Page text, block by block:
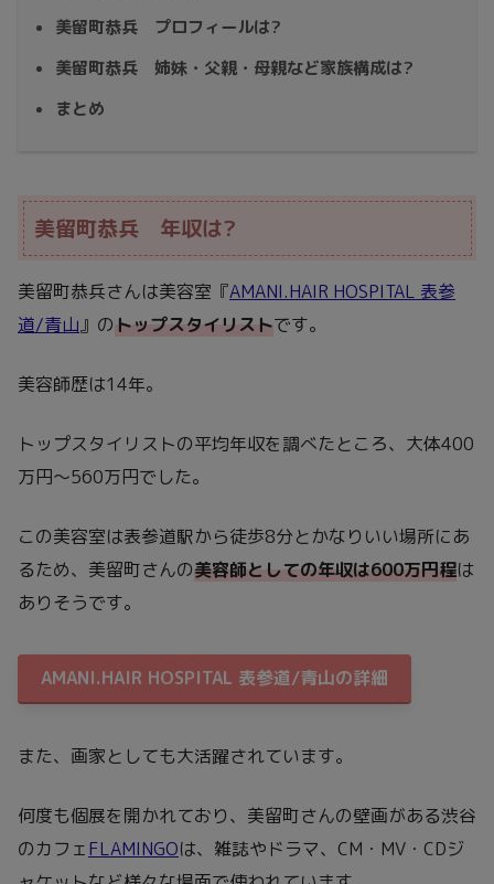
美留町恭兵 プロフィールは?
美留町恭兵 姉妹・父親・母親など家族構成は?
まとめ
美留町恭兵 年収は?
美留町恭兵さんは美容室『AMANI.HAIR HOSPITAL 表参
道/青山』の トップスタイリストです。
美容師歴は14年。
トップスタイリストの平均年収を調べたところ、大体400
万円～560万円でした。
この美容室は表参道駅から徒歩8分とかなりいい場所にあ
るため、美留町さんの美容師としての年収は600万円程は
ありそうです。
AMANI.HAIR HOSPITAL 表参道/青山の詳細
また、画家としても大活躍されています。
何度も個展を開かれており、美留町さんの壁画がある渋谷
のカフェFLAMINGOは、雑誌やドラマ、CM・MV・CDジ